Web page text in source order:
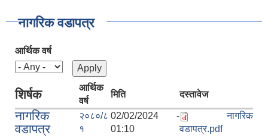
नागरिक वडापत्र
आर्थिक वर्ष
शिर्षक
आर्थिक
वर्ष
मिति दस्तावेज
नागरिक
वडापत्र
२०८०/८
१
02/02/2024 -
01:10
नागरिक
वडापत्र.pdf